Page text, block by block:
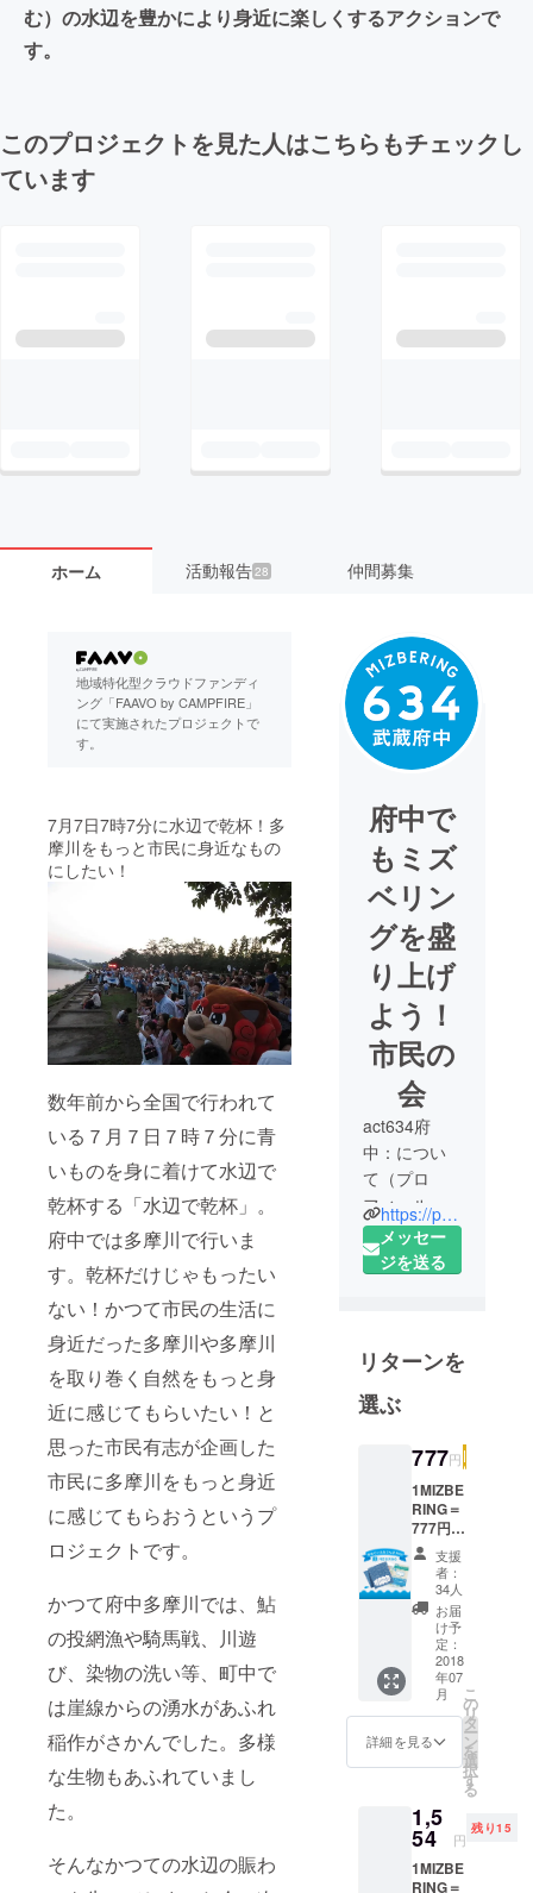
む）の水辺を豊かにより身近に楽しくするアクションで
す。
このプロジェクトを見た人はこちらもチェックし
ています
ホーム 活動報告 28 仲間募集
地域特化型クラウドファンディ
ング「FAAVO by CAMPFIRE」
にて実施されたプロジェクトで
す。
7月7日7時7分に水辺で乾杯！多
摩川をもっと市民に身近なもの
にしたい！
数年前から全国で行われて
いる７月７日７時７分に青
いものを身に着けて水辺で
乾杯する「水辺で乾杯」。
府中では多摩川で行いま
す。乾杯だけじゃもったい
ない！かつて市民の生活に
身近だった多摩川や多摩川
を取り巻く自然をもっと身
近に感じてもらいたい！と
思った市民有志が企画した
市民に多摩川をもっと身近
に感じてもらおうというプ
ロジェクトです。
かつて府中多摩川では、鮎
の投網漁や騎馬戦、川遊
び、染物の洗い等、町中で
は崖線からの湧水があふれ
稲作がさかんでした。多様
な生物もあふれていまし
た。
そんなかつての水辺の賑わ
府中で
もミズ
ベリン
グを盛
り上げ
よう！
市民の
会
act634府
中：につい
て（プロ
フィール）
「府中でも
ミズベリン
2017年の7月
7日の水辺に
乾杯をきっ
れた、市民
有志の会で
す。市民自
らの企画
で、地元を
盛り上げ、
市民自らが
楽しく暮ら
し、地域内
での繋がり
が、様々に
いる課題を
緩やかに解
決していく
のではない
https://peraichi.com/landing_pages/view/mizbering2018fuchu
メッセー
ジを送る
リターンを
選ぶ
777円
1MIZBE
RING＝
777円
■MIZBE
RINGin
府中オ
リジナ
ル手ぬ
ぐい こ
の手ぬ
ぐいを
持って
府中の
お店に
行こ
う！提
にて、
ミズベ
リング
特典あ
支援
者：
34人
お届
け予
定：
2018
年07
月
詳細を見る
こ
の
リ
タ
ー
ン
を
選
択
す
る
1,5
54 円
残り15
1MIZBE
RING＝